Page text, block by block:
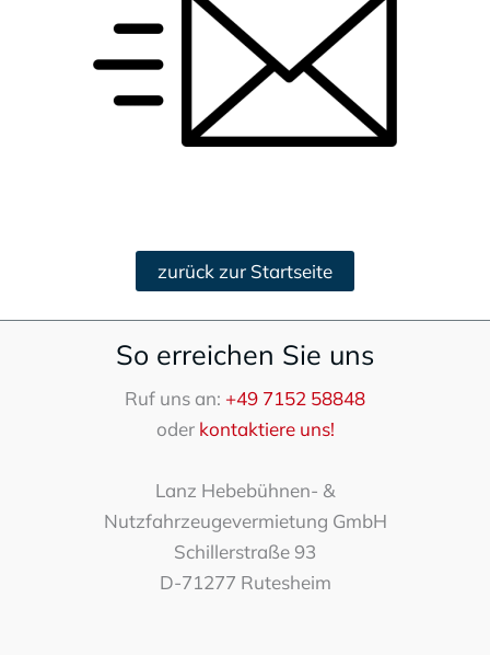
zurück zur Startseite
So erreichen Sie uns
Ruf uns an: +49 7152 58848
oder kontaktiere uns!
Lanz Hebebühnen- &
Nutzfahrzeugevermietung GmbH
Schillerstraße 93
D-71277 Rutesheim